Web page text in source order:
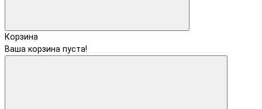
Корзина
Ваша корзина пуста!